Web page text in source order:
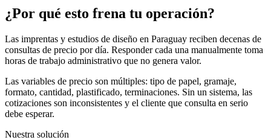
¿Por qué esto frena tu operación?
Las imprentas y estudios de diseño en Paraguay reciben decenas de
consultas de precio por día. Responder cada una manualmente toma
horas de trabajo administrativo que no genera valor.
Las variables de precio son múltiples: tipo de papel, gramaje,
formato, cantidad, plastificado, terminaciones. Sin un sistema, las
cotizaciones son inconsistentes y el cliente que consulta en serio
debe esperar.
Nuestra solución